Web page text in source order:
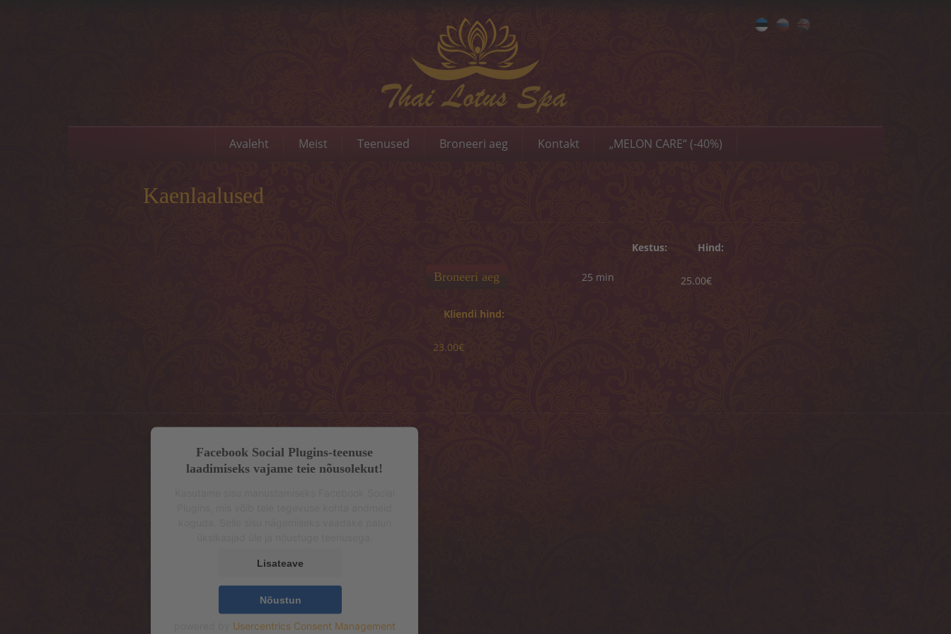
Avaleht Meist Teenused Broneeri aeg Kontakt „MELON CARE“ (-40%)
Kaenlaalused
Broneeri aeg
Kestus:
25 min
Hind:
25.00€
Kliendi hind:
23.00€
Facebook Social Plugins-teenuse
laadimiseks vajame teie nõusolekut!
Lisateave
Nõustun
Usercentrics Consent Management